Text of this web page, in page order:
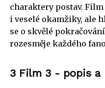
charaktery postav.
i veselé okamžiky, ale
se o skvělé
rozesměje každého
3 Film 3 - popis a